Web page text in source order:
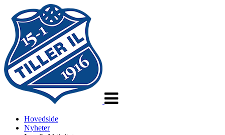
Hovedside
Nyheter